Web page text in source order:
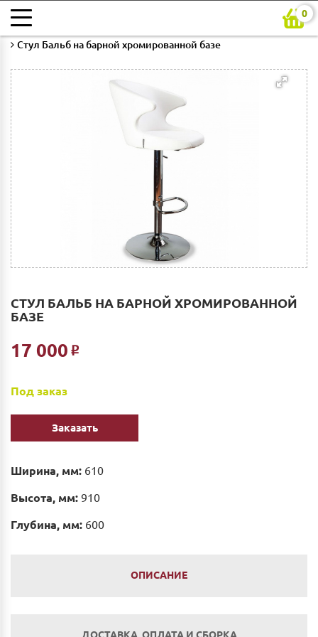
0
Главная
Стул Бальб на барной хромированной базе
СТУЛ БАЛЬБ НА БАРНОЙ ХРОМИРОВАННОЙ
БАЗЕ
17 000 Р
Под заказ
Заказать
Ширина, мм: 610
Высота, мм: 910
Глубина, мм: 600
ОПИСАНИЕ